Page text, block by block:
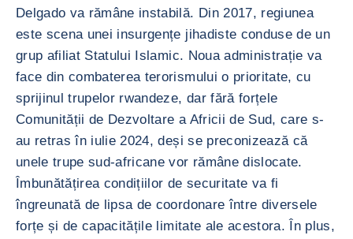
Delgado va rămâne instabilă. Din 2017, regiunea
este scena unei insurgențe jihadiste conduse de un
grup afiliat Statului Islamic. Noua administrație va
face din combaterea terorismului o prioritate, cu
sprijinul trupelor rwandeze, dar fără forțele
Comunității de Dezvoltare a Africii de Sud, care s-
au retras în iulie 2024, deși se preconizează că
unele trupe sud-africane vor rămâne dislocate.
Îmbunătățirea condițiilor de securitate va fi
îngreunată de lipsa de coordonare între diversele
forțe și de capacitățile limitate ale acestora. În plus,